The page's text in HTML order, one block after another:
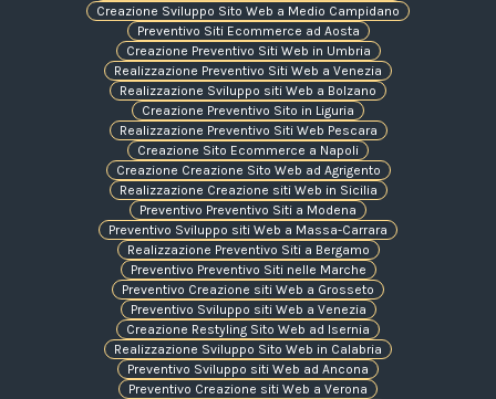
Creazione Sviluppo Sito Web a Medio Campidano
Preventivo Siti Ecommerce ad Aosta
Creazione Preventivo Siti Web in Umbria
Realizzazione Preventivo Siti Web a Venezia
Realizzazione Sviluppo siti Web a Bolzano
Creazione Preventivo Sito in Liguria
Realizzazione Preventivo Siti Web Pescara
Creazione Sito Ecommerce a Napoli
Creazione Creazione Sito Web ad Agrigento
Realizzazione Creazione siti Web in Sicilia
Preventivo Preventivo Siti a Modena
Preventivo Sviluppo siti Web a Massa-Carrara
Realizzazione Preventivo Siti a Bergamo
Preventivo Preventivo Siti nelle Marche
Preventivo Creazione siti Web a Grosseto
Preventivo Sviluppo siti Web a Venezia
Creazione Restyling Sito Web ad Isernia
Realizzazione Sviluppo Sito Web in Calabria
Preventivo Sviluppo siti Web ad Ancona
Preventivo Creazione siti Web a Verona